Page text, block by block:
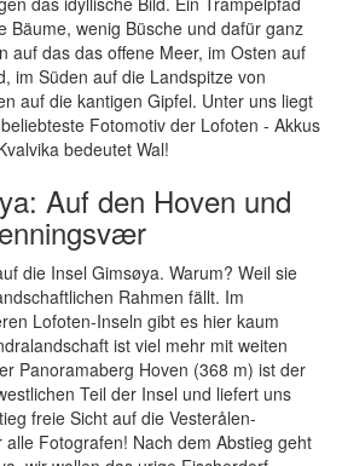
Bäume, wenig Büsche und dafür ganz
auf das das offene Meer, im Osten auf
im Süden auf die Landspitze von
auf die kantigen Gipfel. Unter uns liegt
Fotomotiv der Lofoten - Akkus
bedeutet Wal!
Auf den Hoven und
die Insel Gimsøya. Warum? Weil sie
Rahmen fällt. Im
Lofoten-Inseln gibt es hier kaum
ist viel mehr mit weiten
Panoramaberg Hoven (368 m) ist der
Teil der Insel und liefert uns
freie Sicht auf die Vesterålen-
Fotografen! Nach dem Abstieg geht